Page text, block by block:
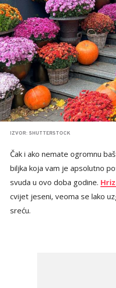
IZVOR: SHUTTERSTOCK
Čak i ako nemate ogromnu
biljka koja vam je apsolutno
svuda u ovo doba godine.
cvijet jeseni, veoma se lako
sreću.